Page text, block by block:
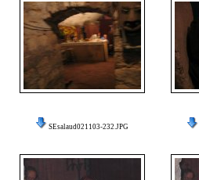
SEsalaud021103-232.JPG